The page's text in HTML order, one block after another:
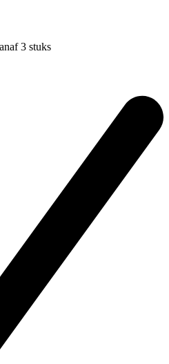
3 stuks